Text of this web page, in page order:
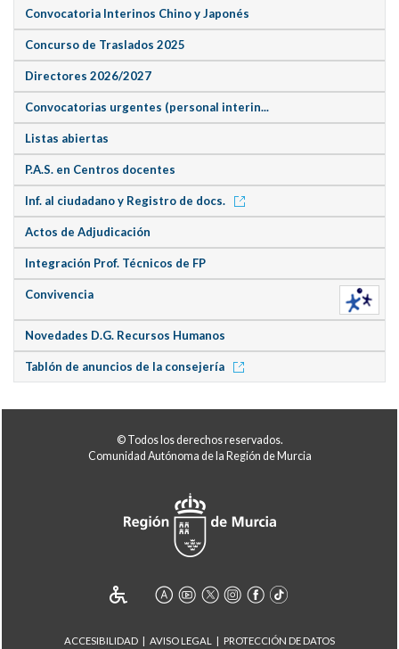
Convocatoria Interinos Chino y Japonés
Concurso de Traslados 2025
Directores 2026/2027
Convocatorias urgentes (personal interin...
Listas abiertas
P.A.S. en Centros docentes
Inf. al ciudadano y Registro de docs.
Actos de Adjudicación
Integración Prof. Técnicos de FP
Convivencia
Novedades D.G. Recursos Humanos
Tablón de anuncios de la consejería
© Todos los derechos reservados.
Comunidad Autónoma de la Región de Murcia
ACCESIBILIDAD AVISO LEGAL PROTECCIÓN DE DATOS